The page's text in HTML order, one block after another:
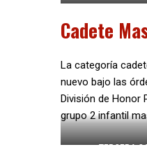
Cadete
La categoría
nuevo bajo las
División de Honor
grupo 2 infantil
TERCERA